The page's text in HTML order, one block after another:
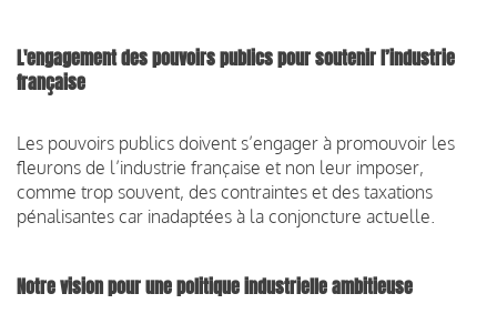
L'engagement des pouvoirs publics pour soutenir l’industrie
française
Les pouvoirs publics doivent s’engager à promouvoir les
fleurons de l’industrie française et non leur imposer,
comme trop souvent, des contraintes et des taxations
pénalisantes car inadaptées à la conjoncture actuelle.
Notre vision pour une politique industrielle ambitieuse